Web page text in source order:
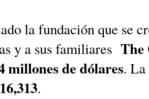
la fundación que se
y a sus familiares
millones de dólares. La
.